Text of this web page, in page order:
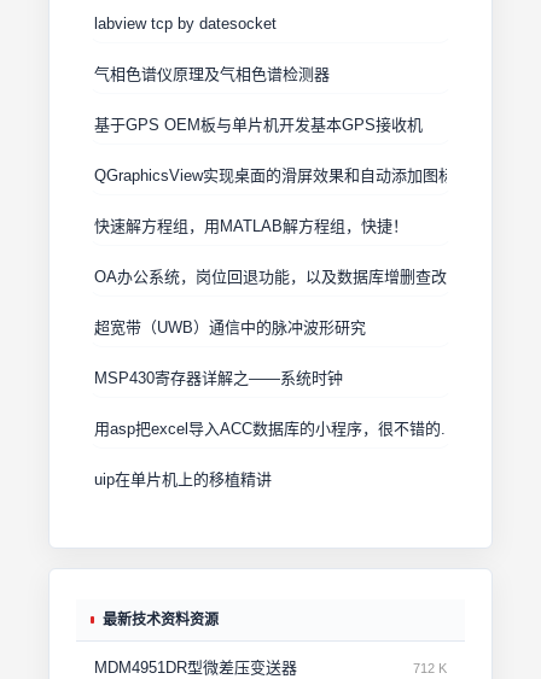
labview tcp by datesocket
气相色谱仪原理及气相色谱检测器
基于GPS OEM板与单片机开发基本GPS接收机
QGraphicsView实现桌面的滑屏效果和自动添加图标
快速解方程组，用MATLAB解方程组，快捷！
OA办公系统，岗位回退功能，以及数据库增删查改。
超宽带（UWB）通信中的脉冲波形研究
MSP430寄存器详解之——系统时钟
用asp把excel导入ACC数据库的小程序，很不错的.
uip在单片机上的移植精讲
最新技术资料资源
MDM4951DR型微差压变送器 712 K